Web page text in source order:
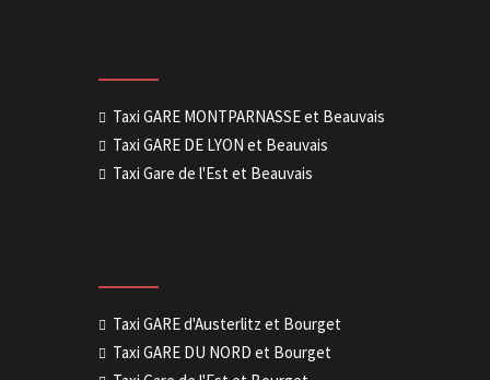
Taxi GARE MONTPARNASSE et Beauvais
Taxi GARE DE LYON et Beauvais
Taxi Gare de l'Est et Beauvais
Taxi GARE d'Austerlitz et Bourget
Taxi GARE DU NORD et Bourget